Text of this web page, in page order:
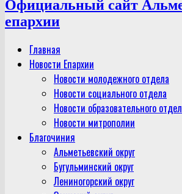
Официальный сайт
епархии
Главная
Новости Епархии
Новости молодежного отдела
Новости социального отдела
Новости образовательного
Новости митрополии
Благочиния
Альметьевский округ
Бугульминский округ
Лениногорский округ